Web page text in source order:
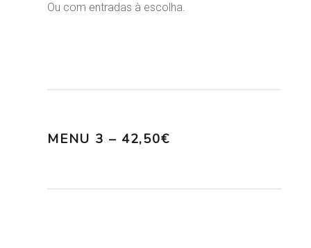
Ou com entradas à escolha.
MENU 3 – 42,50€